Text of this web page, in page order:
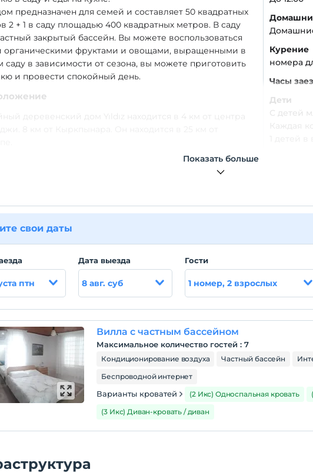
предназначен для семей и составляет 50 квадратных
2 + 1 в саду площадью 400 квадратных метров. В саду
закрытый бассейн. Вы можете воспользоваться
органическими фруктами и овощами, выращенными в
саду в зависимости от сезона, вы можете приготовить
и провести спокойный день.
деревенский дом Yıldız находится в 4 км от центра
Курение
номера
Часы
Дети
С детей
Каждая
4 детей в
Показать больше
свои даты
птн
Дата выезда
8 авг. суб
Гости
1 номер, 2 взрослых
Вилла с частным бассейном
Максимальное количество гостей :7
Кондиционирование воздуха Частный бассейн
Беспроводной интернет
Варианты кроватей (2 Икс) Односпальная кровать
(3 Икс) Диван-кровать / диван